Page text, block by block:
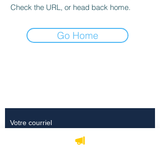
Check the URL, or head back home.
Go Home
S'abonner